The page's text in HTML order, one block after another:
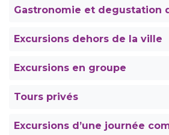
Gastronomie et degustation
Excursions dehors de la ville
Excursions en groupe
Tours privés
Excursions d’une journée